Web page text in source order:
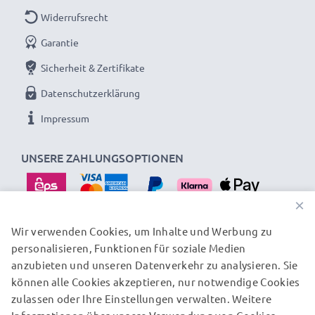
UNSERE ZAHLUNGSOPTIONEN
Widerrufsrecht
Garantie
Sicherheit & Zertifikate
Datenschutzerklärung
Impressum
UNSERE VERSANDPARTNER
© subtel.at 2026
×
Wir verwenden Cookies, um Inhalte und Werbung zu
personalisieren, Funktionen für soziale Medien
anzubieten und unseren Datenverkehr zu analysieren. Sie
können alle Cookies akzeptieren, nur notwendige Cookies
zulassen oder Ihre Einstellungen verwalten. Weitere